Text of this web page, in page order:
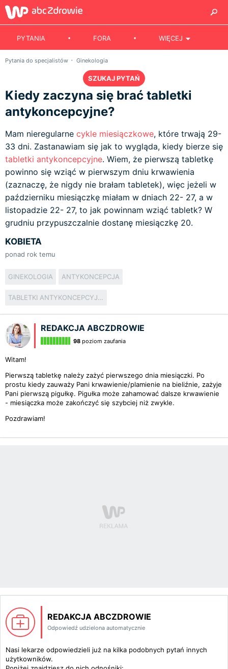
PYTANIA FORA WIĘCEJ
Pytania do specjalistów Ginekologia
SZUKAJ PYTAŃ
Kiedy zaczyna się brać tabletki
antykoncepcyjne?
Mam nieregularne cykle miesiączkowe, które trwają 29-
33 dni. Zastanawiam się jak to wygląda, kiedy bierze się
tabletki antykoncepcyjne. Wiem, że pierwszą tabletkę
powinno się wziąć w pierwszym dniu krwawienia
(zaznaczę, że nigdy nie brałam tabletek), więc jeżeli w
październiku miesiączkę miałam w dniach 22- 27, a w
listopadzie 22- 27, to jak powinnam wziąć tabletk? W
grudniu przypuszczalnie dostanę miesiączkę 20.
KOBIETA
ponad rok temu
GINEKOLOGIA ANTYKONCEPCJA
TABLETKI ANTYKONCEPCYJNE
REDAKCJA ABCZDROWIE
98 poziom zaufania
Witam!
Pierwszą tabletkę należy zażyć pierwszego dnia miesiączki. Po
prostu kiedy zauważy Pani krwawienie/plamienie na bieliźnie, zażyje
Pani pierwszą pigułkę. Pigułka może zahamować dalsze krwawienie
- miesiączka może zakończyć się szybciej niż zwykle.
Pozdrawiam!
REDAKCJA ABCZDROWIE
Odpowiedź udzielona automatycznie
Nasi lekarze odpowiedzieli już na kilka podobnych pytań innych
użytkowników.